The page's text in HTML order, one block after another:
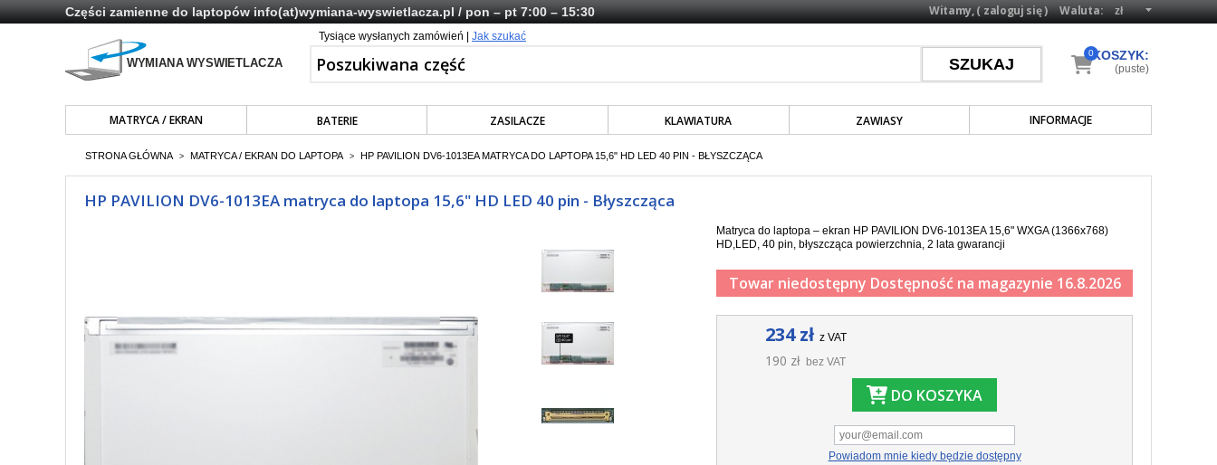
Części zamienne do laptopówinfo(at)wymiana-wyswietlacza.pl/ pon – pt 7:00 – 15:30 Waluta:
Witamy, (zaloguj się)
Tysiące wysłanych zamówień | Jak szukać
MATRYCA / EKRAN BATERIE ZASILACZE KLAWIATURA ZAWIASY INFORMACJE
KOSZYK:
0
(puste)
STRONA GŁÓWNA > MATRYCA / EKRAN DO LAPTOPA > HP PAVILION DV6-1013EA MATRYCA DO LAPTOPA 15,6" HD LED 40 PIN - BŁYSZCZĄCA
HP PAVILION DV6-1013EA matryca do laptopa 15,6" HD LED 40 pin - Błyszcząca
Matryca do laptopa – ekran HP PAVILION DV6-1013EA 15,6" WXGA (1366x768)
HD,LED, 40 pin, błyszcząca powierzchnia, 2 lata gwarancji
Towar niedostępny Dostępność na magazynie 16.8.2026
234 zł z VAT
190 zł bez VAT
DO KOSZYKA
Powiadom mnie kiedy będzie dostępny